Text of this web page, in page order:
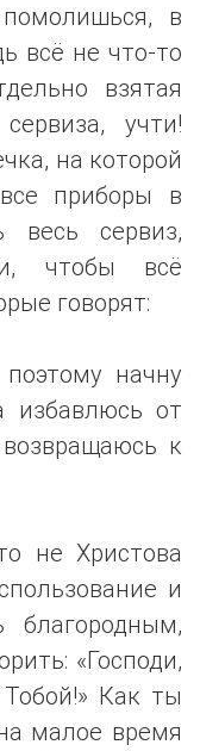
в
всё не что-то
взятая
учти!
на которой
приборы в
весь сервиз,
чтобы всё
говорят:
начну
избавлюсь от
к
не Христова
и
благородным,
«Господи,
Как ты
малое время